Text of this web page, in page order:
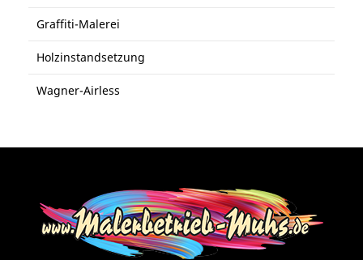
Graffiti-Malerei
Holzinstandsetzung
Wagner-Airless